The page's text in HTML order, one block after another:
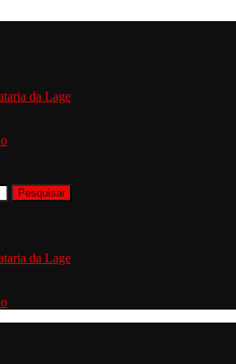
da Lage
da Lage